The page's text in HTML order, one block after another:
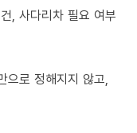
, 사다리차 필요 여부
으로 정해지지 않고,